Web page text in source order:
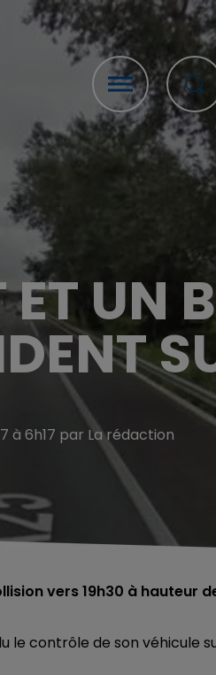
UN
à 6h17 par La rédaction
vers 19h30 à hauteur
le contrôle de son véhicule